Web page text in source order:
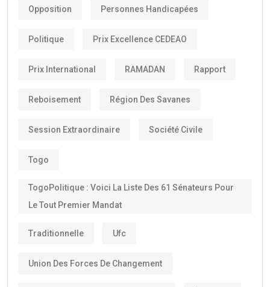
Opposition Personnes Handicapées
Politique Prix Excellence CEDEAO
Prix International RAMADAN Rapport
Reboisement Région Des Savanes
Session Extraordinaire Société Civile
Togo
TogoPolitique : Voici La Liste Des 61 Sénateurs Pour
Le Tout Premier Mandat
Traditionnelle Ufc
Union Des Forces De Changement